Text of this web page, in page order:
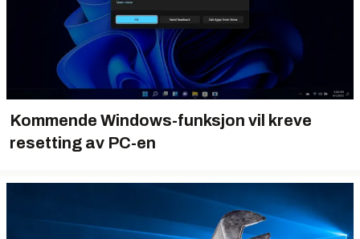
Kommende Windows-funksjon vil kreve
resetting av PC-en